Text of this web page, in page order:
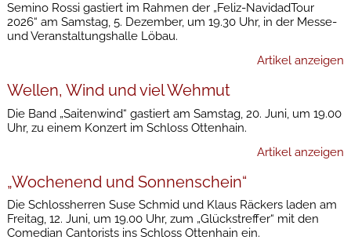
Semino Rossi gastiert im Rahmen der „Feliz-NavidadTour
2026“ am Samstag, 5. Dezember, um 19.30 Uhr, in der Messe-
und Veranstaltungshalle Löbau.
Artikel anzeigen
Wellen, Wind und viel Wehmut
Die Band „Saitenwind“ gastiert am Samstag, 20. Juni, um 19.00
Uhr, zu einem Konzert im Schloss Ottenhain.
Artikel anzeigen
„Wochenend und Sonnenschein“
Die Schlossherren Suse Schmid und Klaus Räckers laden am
Freitag, 12. Juni, um 19.00 Uhr, zum „Glückstreffer“ mit den
Comedian Cantorists ins Schloss Ottenhain ein.